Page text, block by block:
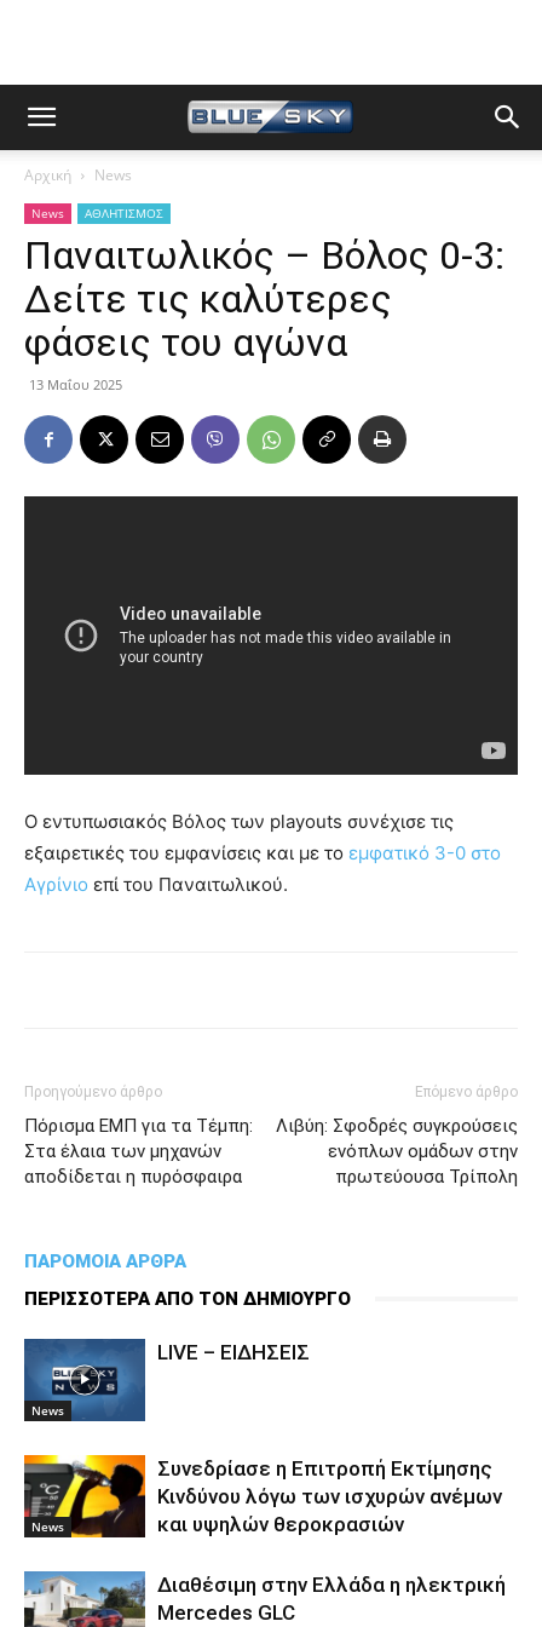
Αρχική News
News ΑΘΛΗΤΙΣΜΟΣ
Παναιτωλικός – Βόλος 0-3:
Δείτε τις καλύτερες
φάσεις του αγώνα
13 Μαΐου 2025
Ο εντυπωσιακός Βόλος των playouts συνέχισε τις
εξαιρετικές του εμφανίσεις και με το εμφατικό 3-0 στο
Αγρίνιο επί του Παναιτωλικού.
Προηγούμενο άρθρο
Πόρισμα ΕΜΠ για τα Τέμπη:
Στα έλαια των μηχανών
αποδίδεται η πυρόσφαιρα
Επόμενο άρθρο
Λιβύη: Σφοδρές συγκρούσεις
ενόπλων ομάδων στην
πρωτεύουσα Τρίπολη
ΠΑΡΟΜΟΙΑ ΑΡΘΡΑ
ΠΕΡΙΣΣΟΤΕΡΑ ΑΠΟ ΤΟΝ ΔΗΜΙΟΥΡΓΟ
News
LIVE – ΕΙΔΗΣΕΙΣ
News
Συνεδρίασε η Επιτροπή Εκτίμησης
Κινδύνου λόγω των ισχυρών ανέμων
και υψηλών θεροκρασιών
Διαθέσιμη στην Ελλάδα η ηλεκτρική
Mercedes GLC